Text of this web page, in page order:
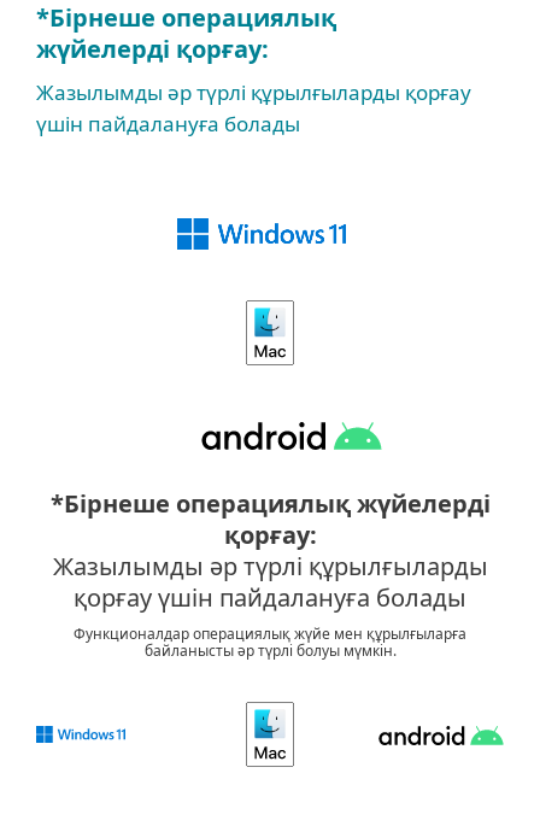
*Бірнеше операциялық
жүйелерді қорғау:
Жазылымды әр түрлі құрылғыларды қорғау
үшін пайдалануға болады
*Бірнеше операциялық жүйелерді
қорғау:
Жазылымды әр түрлі құрылғыларды
қорғау үшін пайдалануға болады
Функционалдар операциялық жүйе мен құрылғыларға
байланысты әр түрлі болуы мүмкін.